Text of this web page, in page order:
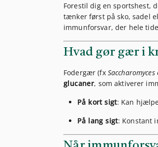
Forestil dig en sportshest,
tænker først på sko, sadel
immunforsvar, der hele
Hvad gør gær i
Fodergær (fx Saccharomyces
glucaner, som aktiverer
På kort sigt: Kan
På lang sigt: Konstant